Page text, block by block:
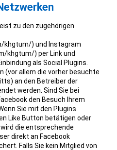
zu den zugehörigen
khgtum/) und Instagram
khgtum/) per Link und
als Social Plugins.
(vor allem die vorher besuchte
an den Betreiber der
werden. Sind Sie bei
den Besuch Ihrem
Sie mit den Plugins
Like Button betätigen oder
die entsprechende
direkt an Facebook
Falls Sie kein Mitglied von